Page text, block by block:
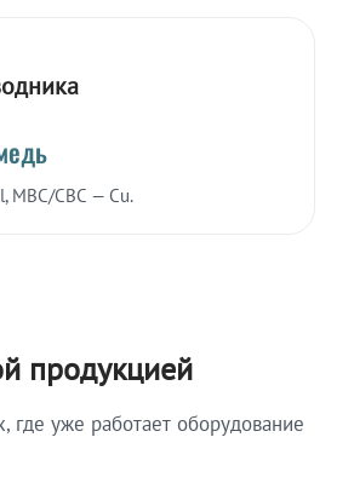
МВС/СВС — Cu.
продукцией
где уже работает оборудование